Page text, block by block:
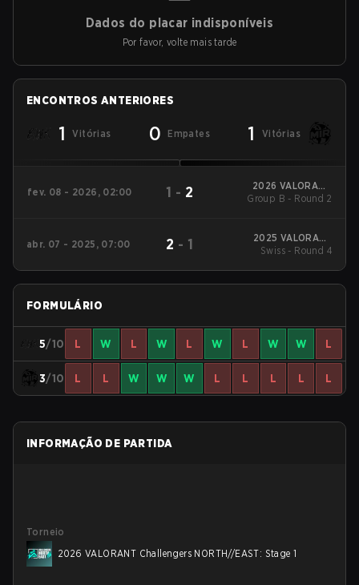
Dados do placar indisponíveis
Por favor, volte mais tarde
ENCONTROS ANTERIORES
1 Vitórias 0 Empates 1 Vitórias
fev. 08 - 2026, 02:00 1 - 2
2026 VALORANT
Challengers
Group B - Round 2
abr. 07 - 2025, 07:00 2 - 1
2025 VALORANT
Challengers
Swiss - Round 4
FORMULÁRIO
5/10 L W L W L W L W W L
3/10 L L W W W L L L L L
INFORMAÇÃO DE PARTIDA
Torneio
2026 VALORANT Challengers NORTH//EAST: Stage 1